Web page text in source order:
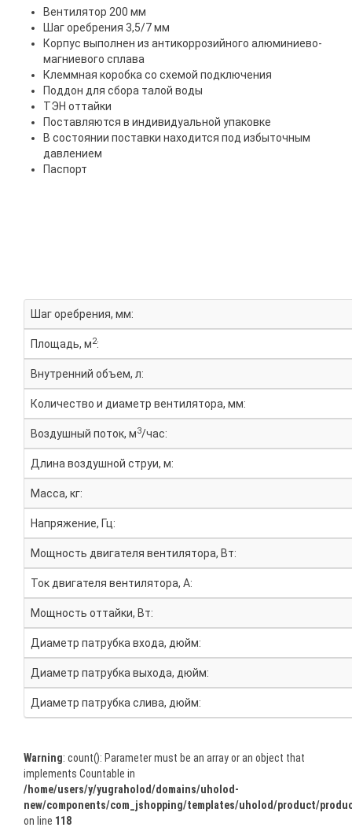
Вентилятор 200 мм
Шаг оребрения 3,5/7 мм
Корпус выполнен из антикоррозийного алюминиево-
магниевого сплава
Клеммная коробка со схемой подключения
Поддон для сбора талой воды
ТЭН оттайки
Поставляются в индивидуальной упаковке
В состоянии поставки находится под избыточным
давлением
Паспорт
Шаг оребрения, мм:
Площадь, м2:
Внутренний объем, л:
Количество и диаметр вентилятора, мм:
Воздушный поток, м3/час:
Длина воздушной струи, м:
Масса, кг:
Напряжение, Гц:
Мощность двигателя вентилятора, Вт:
Ток двигателя вентилятора, А:
Мощность оттайки, Вт:
Диаметр патрубка входа, дюйм:
Диаметр патрубка выхода, дюйм:
Диаметр патрубка слива, дюйм:
Warning: count(): Parameter must be an array or an object that
implements Countable in
/home/users/y/yugraholod/domains/uholod-
new/components/com_jshopping/templates/uholod/product/
on line 118